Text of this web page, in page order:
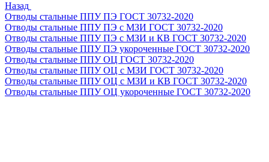
Назад
Отводы стальные ППУ ПЭ ГОСТ 30732-2020
Отводы стальные ППУ ПЭ с МЗИ ГОСТ 30732-2020
Отводы стальные ППУ ПЭ с МЗИ и КВ ГОСТ 30732-2020
Отводы стальные ППУ ПЭ укороченные ГОСТ 30732-2020
Отводы стальные ППУ ОЦ ГОСТ 30732-2020
Отводы стальные ППУ ОЦ с МЗИ ГОСТ 30732-2020
Отводы стальные ППУ ОЦ с МЗИ и КВ ГОСТ 30732-2020
Отводы стальные ППУ ОЦ укороченные ГОСТ 30732-2020